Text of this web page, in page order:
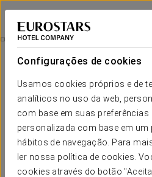
Configurações de cookies
Usamos cookies próprios e de
analíticos no uso da web,
com base em suas preferências
personalizada com base em um
hábitos de navegação. Para
ler nossa política de cookies.
cookies através do botão
Eurostars Hotel Real
SANTANDER
Experiência Gastronômica No